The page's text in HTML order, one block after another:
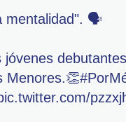
mentalidad". 🗣️
Menores.👏